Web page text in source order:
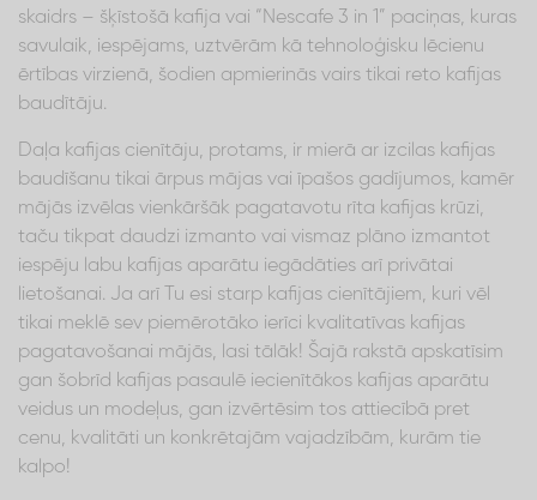
skaidrs – šķīstošā kafija vai “Nescafe 3 in 1” paciņas, kuras
savulaik, iespējams, uztvērām kā tehnoloģisku lēcienu
ērtības virzienā, šodien apmierinās vairs tikai reto kafijas
baudītāju.
Daļa kafijas cienītāju, protams, ir mierā ar izcilas kafijas
baudīšanu tikai ārpus mājas vai īpašos gadījumos, kamēr
mājās izvēlas vienkāršāk pagatavotu rīta kafijas krūzi,
taču tikpat daudzi izmanto vai vismaz plāno izmantot
iespēju labu kafijas aparātu iegādāties arī privātai
lietošanai. Ja arī Tu esi starp kafijas cienītājiem, kuri vēl
tikai meklē sev piemērotāko ierīci kvalitatīvas kafijas
pagatavošanai mājās, lasi tālāk! Šajā rakstā apskatīsim
gan šobrīd kafijas pasaulē iecienītākos kafijas aparātu
veidus un modeļus, gan izvērtēsim tos attiecībā pret
cenu, kvalitāti un konkrētajām vajadzībām, kurām tie
kalpo!